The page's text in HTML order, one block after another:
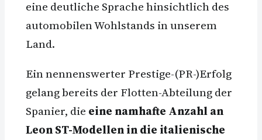
eine deutliche Sprache hinsichtlich des
automobilen Wohlstands in unserem
Land.
Ein nennenswerter Prestige-(PR-)Erfolg
gelang bereits der Flotten-Abteilung der
Spanier, die eine namhafte Anzahl an
Leon ST-Modellen in die italienische